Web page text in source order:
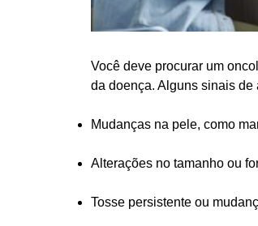
Você deve procurar um
da doença. Alguns sinais de
Mudanças na pele, como
Alterações no tamanho ou
Tosse persistente ou